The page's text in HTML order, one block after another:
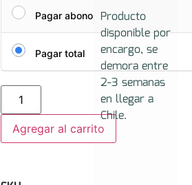
Pagar abono
Pagar total
Agregar al carrito
Producto
disponible por
encargo, se
demora entre
2-3 semanas
en llegar a
Chile.